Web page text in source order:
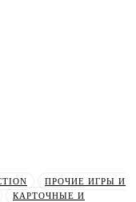
ПРОЧИЕ ИГРЫ И
КАРТОЧНЫЕ И